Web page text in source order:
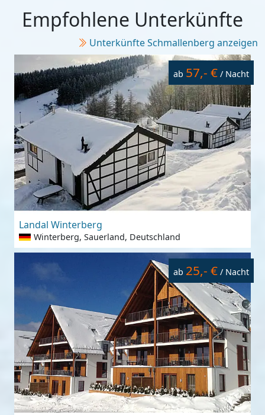
Empfohlene Unterkünfte
Unterkünfte Schmallenberg anzeigen
ab 57,- € / Nacht
Landal Winterberg
Winterberg, Sauerland, Deutschland
ab 25,- € / Nacht